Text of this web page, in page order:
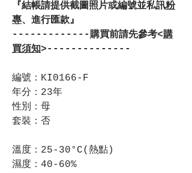
『結帳請提供截圖照片或編號並私訊粉
專、進行匯款』
-------------購買前請先參考<購
買須知>--------------
編號：KI0166-F
年分：23年
性別：母
套裝：否
溫度：25-30°C(熱點)
濕度：40-60%